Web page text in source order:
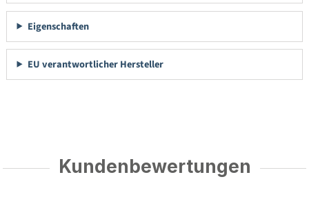
Eigenschaften
EU verantwortlicher Hersteller
Kundenbewertungen